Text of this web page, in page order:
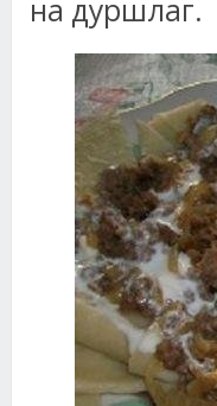
на дуршлаг.